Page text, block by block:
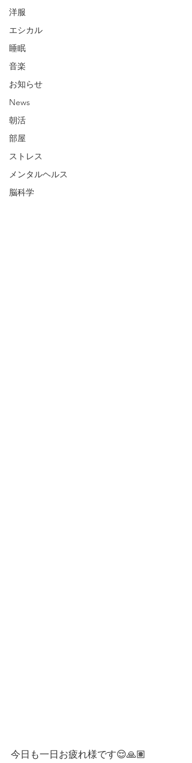
洋服
エシカル
睡眠
音楽
お知らせ
News
朝活
部屋
ストレス
メンタルヘルス
脳科学
今日も一日お疲れ様です😌🙏🏽